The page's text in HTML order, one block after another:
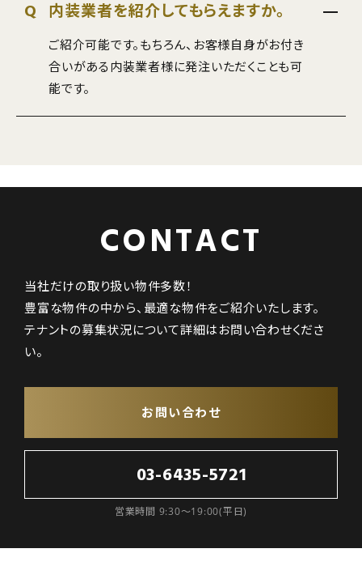
Q 内装業者を紹介してもらえますか。
ご紹介可能です。もちろん、お客様自身がお付き
合いがある内装業者様に発注いただくことも可
能です。
CONTACT
当社だけの取り扱い物件多数！
豊富な物件の中から、最適な物件をご紹介いたします。
テナントの募集状況について詳細はお問い合わせくださ
い。
お問い合わせ
03-6435-5721
営業時間 9:30～19:00(平日)